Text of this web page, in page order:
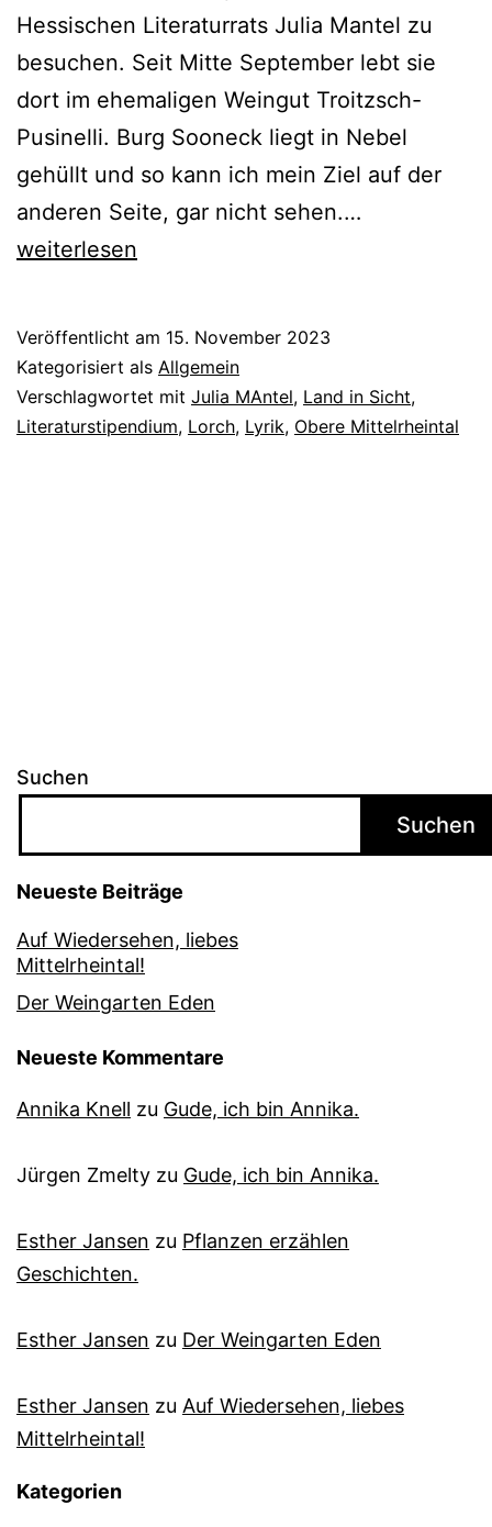
Hessischen Literaturrats Julia Mantel zu
besuchen. Seit Mitte September lebt sie
dort im ehemaligen Weingut Troitzsch-
Pusinelli. Burg Sooneck liegt in Nebel
gehüllt und so kann ich mein Ziel auf der
anderen Seite, gar nicht sehen.…
Julia
Mantel
weiterlesen
Veröffentlicht am 15. November 2023
Kategorisiert als Allgemein
Verschlagwortet mit Julia MAntel, Land in Sicht,
Literaturstipendium, Lorch, Lyrik, Obere Mittelrheintal
Suchen
Suchen
Neueste Beiträge
Auf Wiedersehen, liebes
Mittelrheintal!
Der Weingarten Eden
Neueste Kommentare
Annika Knell zu Gude, ich bin Annika.
Jürgen Zmelty zu Gude, ich bin Annika.
Esther Jansen zu Pflanzen erzählen
Geschichten.
Esther Jansen zu Der Weingarten Eden
Esther Jansen zu Auf Wiedersehen, liebes
Mittelrheintal!
Kategorien